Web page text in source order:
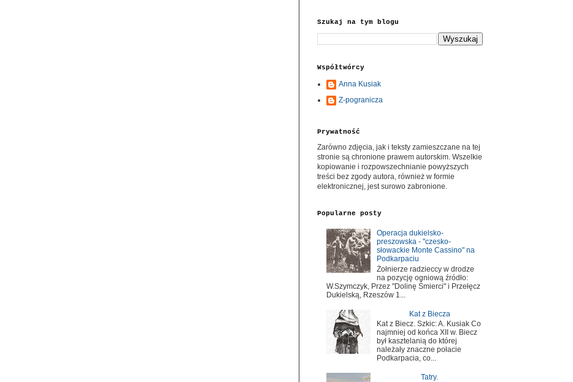
Szukaj na tym blogu
Współtwórcy
Anna Kusiak
Z-pogranicza
Prywatność
Zarówno zdjęcia, jak i teksty zamieszczane na tej
stronie są chronione prawem autorskim. Wszelkie
kopiowanie i rozpowszechnianie powyższych
treści bez zgody autora, również w formie
elektronicznej, jest surowo zabronione.
Popularne posty
Operacja dukielsko-
preszowska - "czesko-
słowackie Monte Cassino" na
Podkarpaciu
Żołnierze radzieccy w drodze
na pozycję ogniową źródło:
W.Szymczyk, Przez "Dolinę Śmierci" i Przełęcz
Dukielską, Rzeszów 1...
Kat z Biecza
Kat z Biecz. Szkic: A. Kusiak Co
najmniej od końca XII w. Biecz
był kasztelanią do której
należały znaczne połacie
Podkarpacia, co...
Tatry.